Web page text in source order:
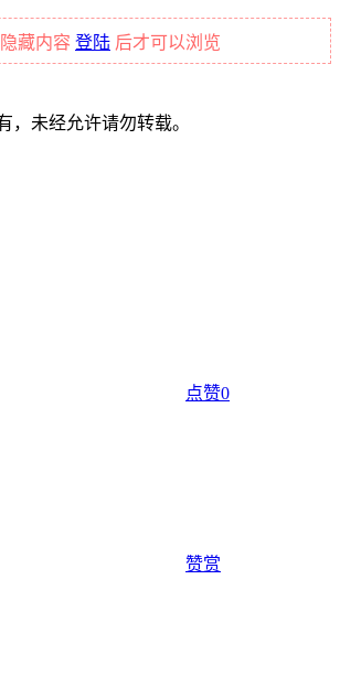
藏内容 登陆 后才可以浏览
，未经允许请勿转载。
点赞0
赞赏